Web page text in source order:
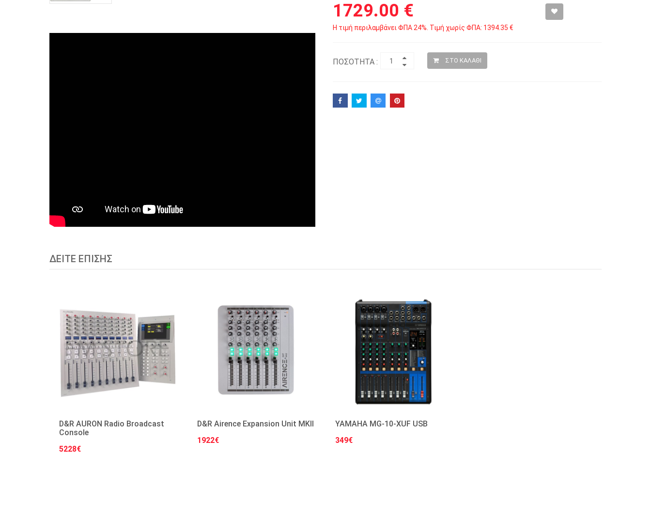
1729.00 €
Η τιμή περιλαμβάνει ΦΠΑ 24%. Τιμή χωρίς ΦΠΑ: 1394.35 €
ΠΟΣΟΤΗΤΑ : ΣΤΟ ΚΑΛΑΘΙ
ΔΕΙΤΕ ΕΠΙΣΗΣ
D&R AURON Radio Broadcast
Console
5228€
D&R Airence Expansion Unit MKII
1922€
YAMAHA MG-10-XUF USB
349€